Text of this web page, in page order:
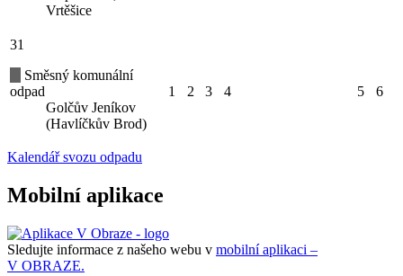
Vrtěšice
31
Směsný komunální
odpad
Golčův Jeníkov
(Havlíčkův Brod)
1 2 3 4 5 6
Kalendář svozu odpadu
Mobilní aplikace
Sledujte informace z našeho webu v mobilní aplikaci –
V OBRAZE.